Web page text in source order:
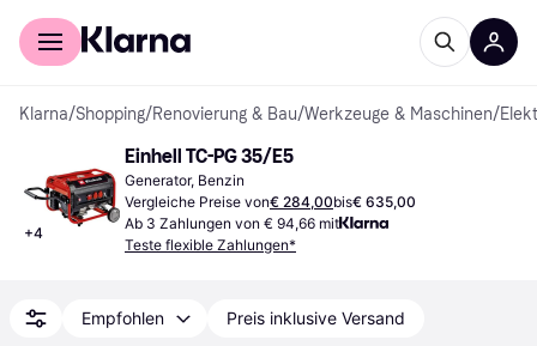
Für Shopper
Klarna/Shopping/Renovierung & Bau/Werkzeuge & Maschinen/
+4
Einhell TC-PG 35/E5
Generator, Benzin
Vergleiche Preise von€ 284,00bis€ 635,00
Ab 3 Zahlungen von € 94,66 mit
Teste flexible Zahlungen*
Empfohlen Preis inklusive Versand